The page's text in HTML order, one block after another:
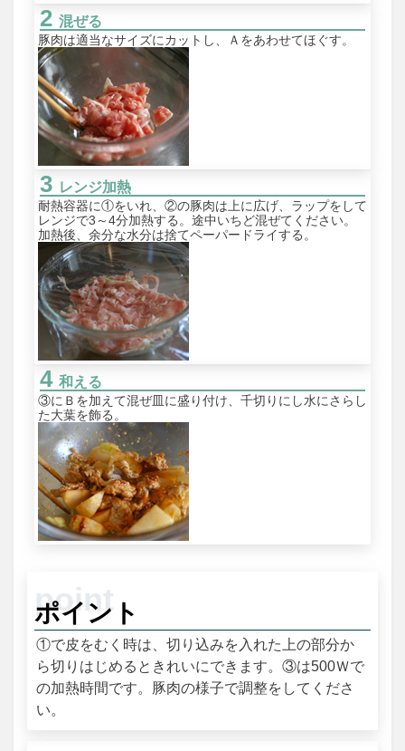
混ぜる
豚肉は適当なサイズにカットし、Ａをあわせてほぐす。
レンジ加熱
耐熱容器に①をいれ、②の豚肉は上に広げ、ラップをして
レンジで3～4分加熱する。途中いちど混ぜてください。
加熱後、余分な水分は捨てペーパードライする。
和える
③にＢを加えて混ぜ皿に盛り付け、千切りにし水にさらし
た大葉を飾る。
ポイント
①で皮をむく時は、切り込みを入れた上の部分か
ら切りはじめるときれいにできます。③は500Ｗで
の加熱時間です。豚肉の様子で調整をしてくださ
い。